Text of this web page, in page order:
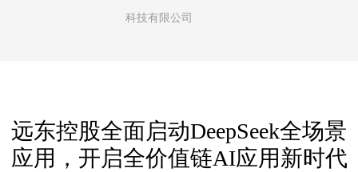
科技有限公司
远东控股全面启动DeepSeek全场景
应用，开启全价值链AI应用新时代